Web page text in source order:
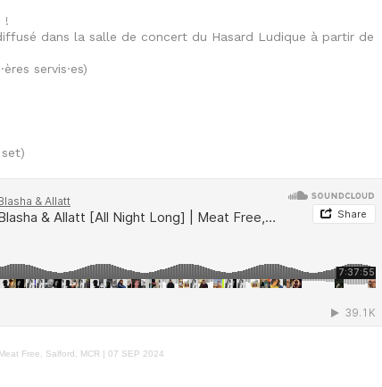
!
dans la salle de concert du Hasard Ludique à partir de
servis·es)
Free, Salford, MCR | 07 SEP 2024